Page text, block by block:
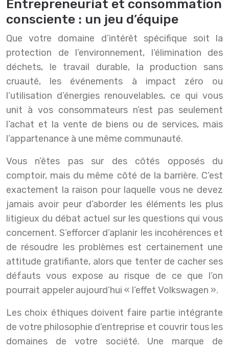
Entrepreneuriat et consommation
consciente : un jeu d’équipe
Que votre domaine d’intérêt spécifique soit la
protection de l’environnement, l’élimination des
déchets, le travail durable, la production sans
cruauté, les événements à impact zéro ou
l’utilisation d’énergies renouvelables, ce qui vous
unit à vos consommateurs n’est pas seulement
l’achat et la vente de biens ou de services, mais
l’appartenance à une même communauté.
Vous n’êtes pas sur des côtés opposés du
comptoir, mais du même côté de la barrière. C’est
exactement la raison pour laquelle vous ne devez
jamais avoir peur d’aborder les éléments les plus
litigieux du débat actuel sur les questions qui vous
concernent. S’efforcer d’aplanir les incohérences et
de résoudre les problèmes est certainement une
attitude gratifiante, alors que tenter de cacher ses
défauts vous expose au risque de ce que l’on
pourrait appeler aujourd’hui « l’effet Volkswagen ».
Les choix éthiques doivent faire partie intégrante
de votre philosophie d’entreprise et couvrir tous les
domaines de votre société. Une marque de